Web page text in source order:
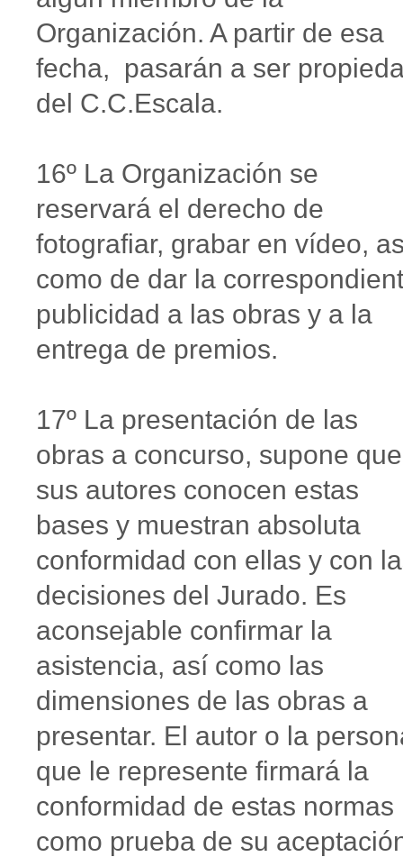
Organización. A partir de esa
fecha, pasarán a ser
del C.C.Escala.
16º La Organización se
reservará el derecho de
fotografiar, grabar en vídeo,
como de dar la
publicidad a las obras y a la
entrega de premios.
17º La presentación de las
obras a concurso, supone que
sus autores conocen estas
bases y muestran absoluta
conformidad con ellas y con
decisiones del Jurado. Es
aconsejable confirmar la
asistencia, así como las
dimensiones de las obras a
presentar. El autor o la
que le represente firmará la
conformidad de estas normas
como prueba de su